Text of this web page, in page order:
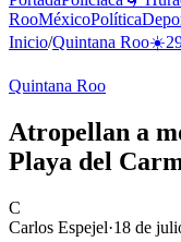
RooMéxicoPolítica
Inicio/Quintana Roo☀️
Quintana Roo
Atropellan a
Playa del
C
Carlos Espejel·18 de